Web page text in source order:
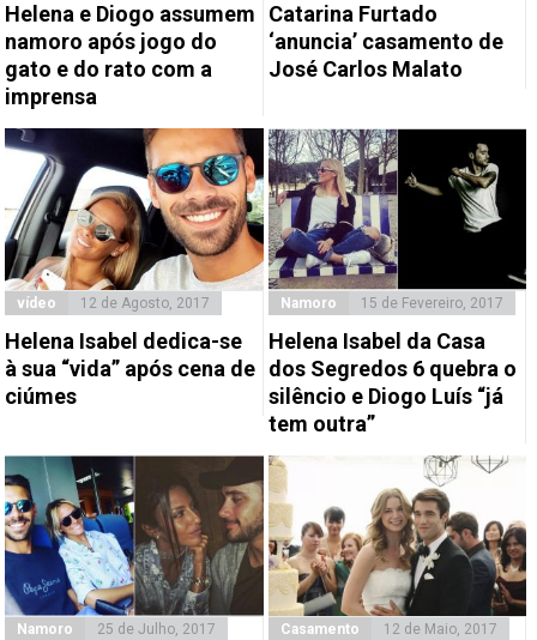
Helena e Diogo assumem
namoro após jogo do
gato e do rato com a
imprensa
Catarina Furtado
‘anuncia’ casamento de
José Carlos Malato
vídeo 12 de Agosto, 2017
Helena Isabel dedica-se
à sua “vida” após cena de
ciúmes
Namoro 15 de Fevereiro, 2017
Helena Isabel da Casa
dos Segredos 6 quebra o
silêncio e Diogo Luís “já
tem outra”
Namoro 25 de Julho, 2017 Casamento 12 de Maio, 2017